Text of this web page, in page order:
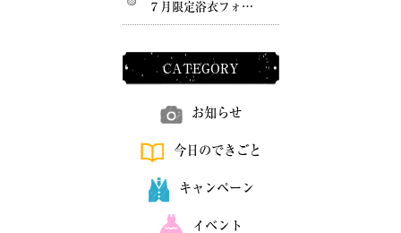
７月限定浴衣フォ…
CATEGORY
お知らせ
今日のできごと
キャンペーン
イベント